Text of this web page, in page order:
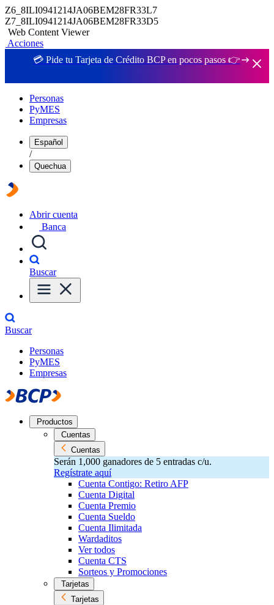
Z6_8ILI0941214JA06BEM28FR33L7
Z7_8ILI0941214JA06BEM28FR33D5
Web Content Viewer
Acciones
💳 Pide tu Tarjeta de Crédito BCP en pocos pasos 👉
Personas
PyMES
Empresas
Español
/
Quechua
Abrir cuenta
Banca
Buscar
Buscar
Personas
PyMES
Empresas
Productos
Cuentas
Cuentas
Serán 1,000 ganadores de 5 entradas c/u.
Regístrate aquí
Cuenta Contigo: Retiro AFP
Cuenta Digital
Cuenta Premio
Cuenta Sueldo
Cuenta Ilimitada
Wardaditos
Ver todos
Cuenta CTS
Sorteos y Promociones
Tarjetas
Tarjetas